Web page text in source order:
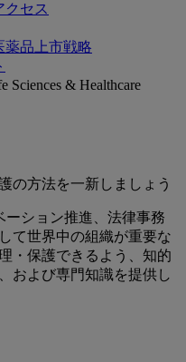
クセス
薬品上市戦略
Sciences & Healthcare
の方法を一新しましょう
ーション推進、法律事務
て世界中の組織が重要な
・保護できるよう、知的
および専門知識を提供し